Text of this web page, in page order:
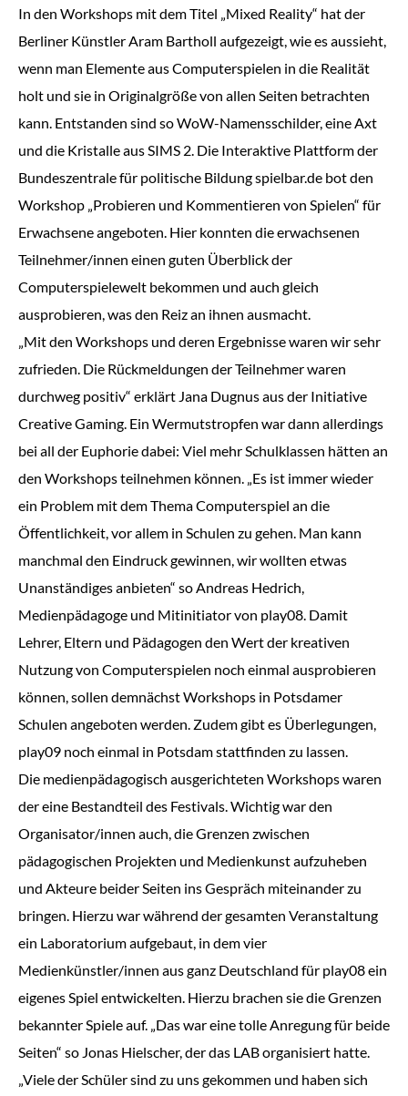
In den Workshops mit dem Titel „Mixed Reality“ hat der
Berliner Künstler Aram Bartholl aufgezeigt, wie es aussieht,
wenn man Elemente aus Computerspielen in die Realität
holt und sie in Originalgröße von allen Seiten betrachten
kann. Entstanden sind so WoW-Namensschilder, eine Axt
und die Kristalle aus SIMS 2. Die Interaktive Plattform der
Bundeszentrale für politische Bildung spielbar.de bot den
Workshop „Probieren und Kommentieren von Spielen“ für
Erwachsene angeboten. Hier konnten die erwachsenen
Teilnehmer/innen einen guten Überblick der
Computerspielewelt bekommen und auch gleich
ausprobieren, was den Reiz an ihnen ausmacht.
„Mit den Workshops und deren Ergebnisse waren wir sehr
zufrieden. Die Rückmeldungen der Teilnehmer waren
durchweg positiv“ erklärt Jana Dugnus aus der Initiative
Creative Gaming. Ein Wermutstropfen war dann allerdings
bei all der Euphorie dabei: Viel mehr Schulklassen hätten an
den Workshops teilnehmen können. „Es ist immer wieder
ein Problem mit dem Thema Computerspiel an die
Öffentlichkeit, vor allem in Schulen zu gehen. Man kann
manchmal den Eindruck gewinnen, wir wollten etwas
Unanständiges anbieten“ so Andreas Hedrich,
Medienpädagoge und Mitinitiator von play08. Damit
Lehrer, Eltern und Pädagogen den Wert der kreativen
Nutzung von Computerspielen noch einmal ausprobieren
können, sollen demnächst Workshops in Potsdamer
Schulen angeboten werden. Zudem gibt es Überlegungen,
play09 noch einmal in Potsdam stattfinden zu lassen.
Die medienpädagogisch ausgerichteten Workshops waren
der eine Bestandteil des Festivals. Wichtig war den
Organisator/innen auch, die Grenzen zwischen
pädagogischen Projekten und Medienkunst aufzuheben
und Akteure beider Seiten ins Gespräch miteinander zu
bringen. Hierzu war während der gesamten Veranstaltung
ein Laboratorium aufgebaut, in dem vier
Medienkünstler/innen aus ganz Deutschland für play08 ein
eigenes Spiel entwickelten. Hierzu brachen sie die Grenzen
bekannter Spiele auf. „Das war eine tolle Anregung für beide
Seiten“ so Jonas Hielscher, der das LAB organisiert hatte.
„Viele der Schüler sind zu uns gekommen und haben sich